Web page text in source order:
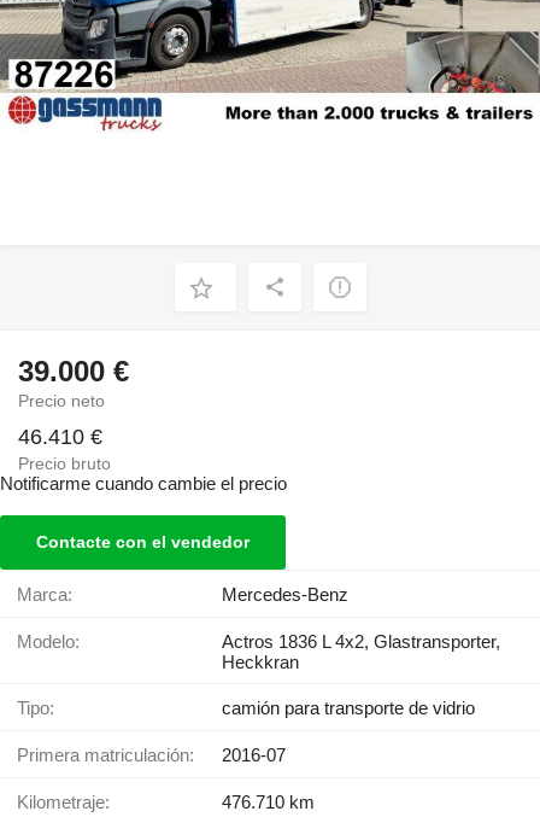
39.000 €
Precio neto
46.410 €
Precio bruto
Notificarme cuando cambie el precio
Contacte con el vendedor
Marca: Mercedes-Benz
Modelo:
Actros 1836 L 4x2, Glastransporter,
Heckkran
Tipo: camión para transporte de vidrio
Primera matriculación: 2016-07
Kilometraje: 476.710 km